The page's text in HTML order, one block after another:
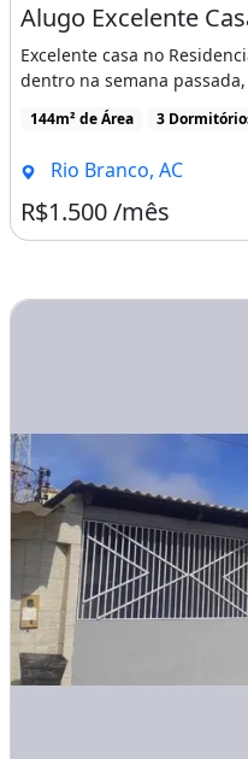
Alugo Excelente
Excelente casa no
dentro na semana
144m² de Área 3
Rio Branco, AC
R$1.500 /mês